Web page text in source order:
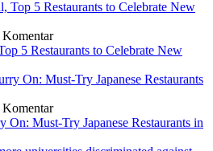
Komentar
5 Restaurants to Celebrate New
Komentar
On: Must-Try Japanese Restaurants in